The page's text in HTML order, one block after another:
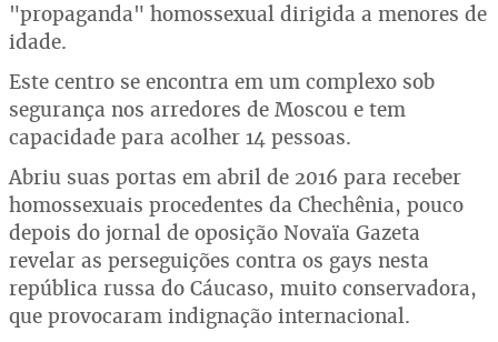
"propaganda" homossexual dirigida a menores de
idade.
Este centro se encontra em um complexo sob
segurança nos arredores de Moscou e tem
capacidade para acolher 14 pessoas.
Abriu suas portas em abril de 2016 para receber
homossexuais procedentes da Chechênia, pouco
depois do jornal de oposição Novaïa Gazeta
revelar as perseguições contra os gays nesta
república russa do Cáucaso, muito conservadora,
que provocaram indignação internacional.